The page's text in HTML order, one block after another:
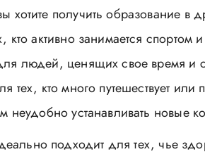
получить образование в
активно занимается спортом
людей, ценящих свое время и
тех, кто много путешествует или
неудобно устанавливать новые
подходит для тех, чье